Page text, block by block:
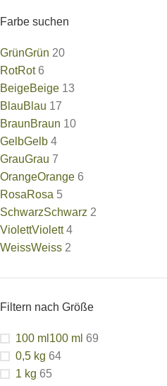
Farbe suchen
GrünGrün 20
RotRot 6
BeigeBeige 13
BlauBlau 17
BraunBraun 10
GelbGelb 4
GrauGrau 7
OrangeOrange 6
RosaRosa 5
SchwarzSchwarz 2
ViolettViolett 4
WeissWeiss 2
Filtern nach Größe
100 ml 100 ml 69
0,5 kg 64
1 kg 65